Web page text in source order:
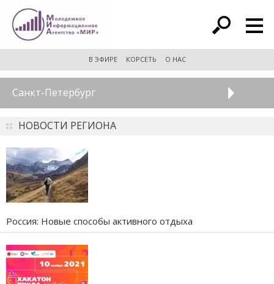
расширенный поиск
В ЭФИРЕ КОРСЕТЬ О НАС
Санкт-Петербург
НОВОСТИ РЕГИОНА
Россия: Новые способы активного отдыха